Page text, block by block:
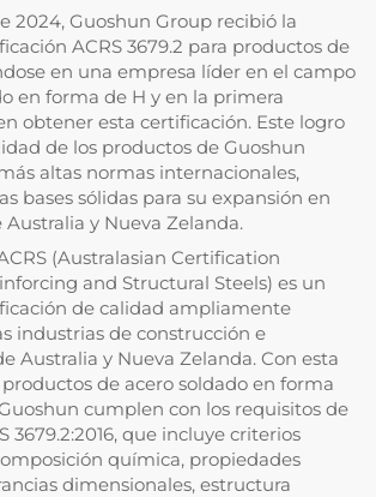
2024, Guoshun Group recibió la
ACRS 3679.2 para productos de
en una empresa líder en el campo
en forma de H y en la primera
obtener esta certificación. Este logro
de los productos de Guoshun
altas normas internacionales,
bases sólidas para su expansión en
Australia y Nueva Zelanda.
(Australasian Certification
and Structural Steels) es un
de calidad ampliamente
industrias de construcción e
Australia y Nueva Zelanda. Con esta
de acero soldado en forma
cumplen con los requisitos de
3679.2:2016, que incluye criterios
química, propiedades
dimensionales, estructura